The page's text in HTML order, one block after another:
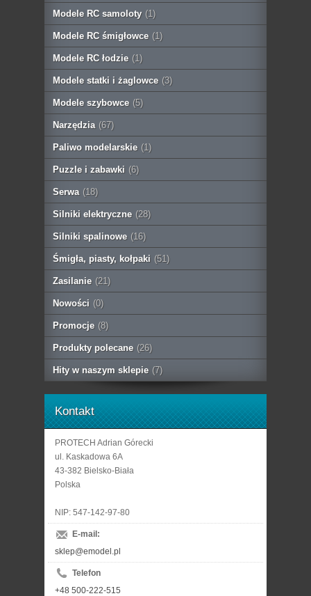
Modele RC samoloty (1)
Modele RC śmigłowce (1)
Modele RC łodzie (1)
Modele statki i żaglowce (3)
Modele szybowce (5)
Narzędzia (67)
Paliwo modelarskie (1)
Puzzle i zabawki (6)
Serwa (18)
Silniki elektryczne (28)
Silniki spalinowe (16)
Śmigła, piasty, kołpaki (51)
Zasilanie (21)
Nowości (0)
Promocje (8)
Produkty polecane (26)
Hity w naszym sklepie (7)
Kontakt
PROTECH Adrian Górecki
ul. Kaskadowa 6A
43-382 Bielsko-Biała
Polska
NIP: 547-142-97-80
E-mail:
sklep@emodel.pl
Telefon
+48 500-222-515